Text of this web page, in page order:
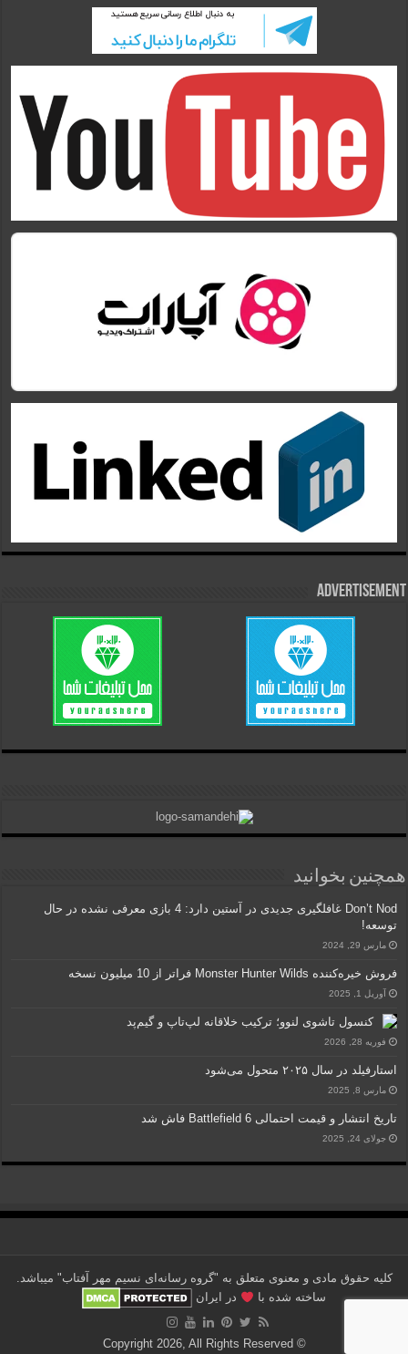
Advertisement
همچنین بخوانید
Don’t Nod غافلگیری جدیدی در آستین دارد: 4 بازی معرفی نشده در حال
توسعه!
مارس 29, 2024
فروش خیره‌کننده Monster Hunter Wilds فراتر از 10 میلیون نسخه
آوریل 1, 2025
کنسول تاشوی لنوو؛ ترکیب خلاقانه لپ‌تاپ و گیم‌پد
فوریه 28, 2026
استارفیلد در سال ۲۰۲۵ متحول می‌شود
مارس 8, 2025
تاریخ انتشار و قیمت احتمالی Battlefield 6 فاش شد
جولای 24, 2025
کلیه حقوق مادی و معنوی متعلق به "گروه رسانه‌ای نسیم مهر آفتاب" می‎باشد.
ساخته شده با
در ایران
© Copyright 2026, All Rights Reserved